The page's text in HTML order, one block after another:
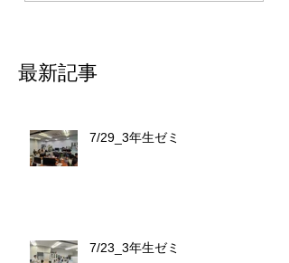
最新記事
7/29_3年生ゼミ
7/23_3年生ゼミ